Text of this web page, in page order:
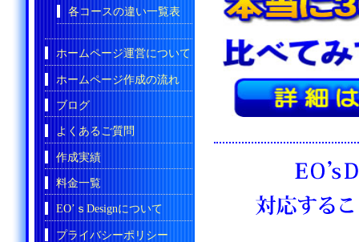
各コースの違い一覧表
ホームページ運営について
ホームページ作成の流れ
ブログ
よくあるご質問
作成実績
料金一覧
EO’ｓDesignについて
プライバシーポリシー